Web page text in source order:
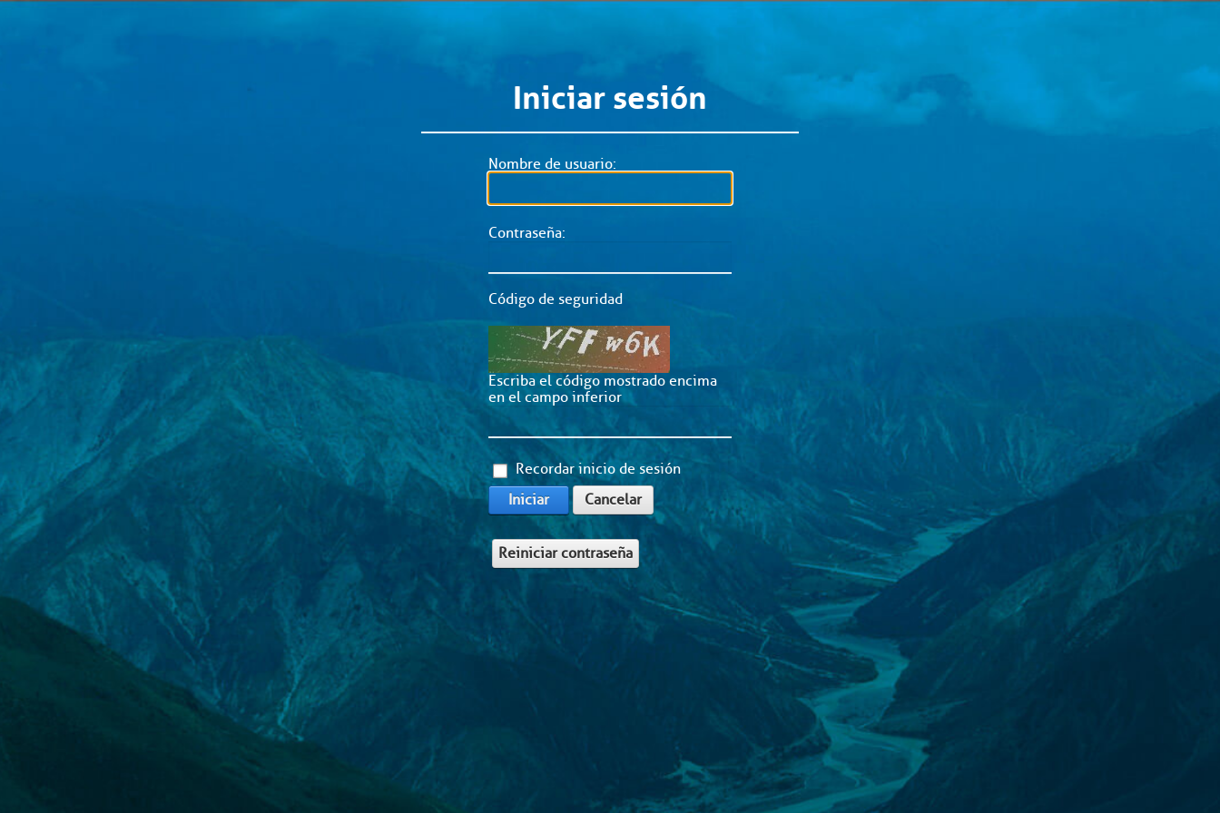
Iniciar sesión
Nombre de usuario:
Contraseña:
Código de seguridad
Escriba el código mostrado encima
en el campo inferior
Recordar inicio de sesión
Iniciar
Cancelar
Reiniciar contraseña